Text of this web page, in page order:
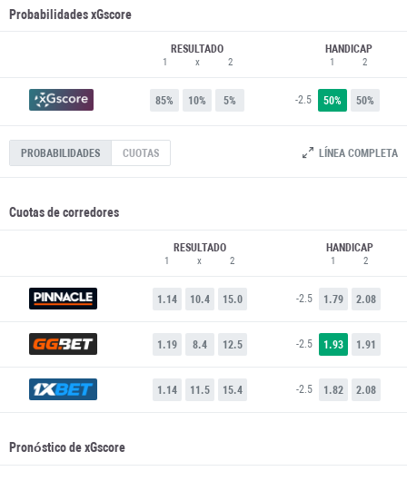
Probabilidades xGscore
RESULTADO
1
85%
x
10%
2
5%
HANDICAP
-2.5
1
50%
2
50%
PROBABILIDADES CUOTAS LÍNEA COMPLETA
Cuotas de corredores
RESULTADO
1
1.14
x
10.4
2
15.0
HANDICAP
-2.5
1
1.79
2
2.08
1.19 8.4 12.5 -2.5 1.93 1.91
1.14 11.5 15.4 -2.5 1.82 2.08
Pronóstico de xGscore